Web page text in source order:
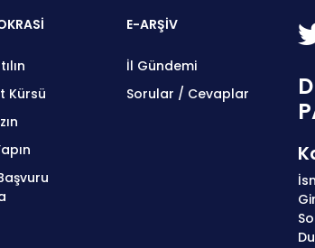
Kürsü
E-ARŞİV
İl Gündemi
Sorular / Cevaplar